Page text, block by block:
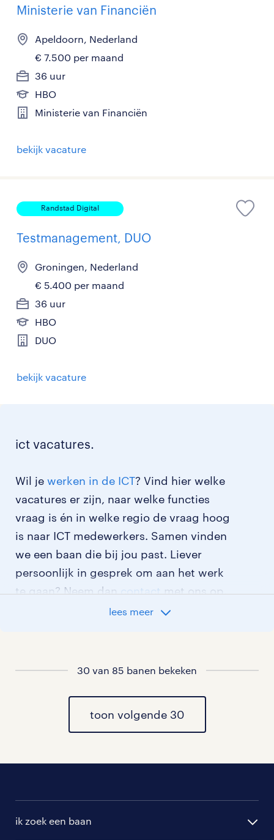
Ministerie van Financiën
Apeldoorn, Nederland
€ 7.500 per maand
36 uur
HBO
Ministerie van Financiën
bekijk vacature
Randstad Digital
Testmanagement, DUO
Groningen, Nederland
€ 5.400 per maand
36 uur
HBO
DUO
bekijk vacature
ict vacatures.
Wil je werken in de ICT? Vind hier welke
vacatures er zijn, naar welke functies
vraag is én in welke regio de vraag hoog
is naar ICT medewerkers. Samen vinden
we een baan die bij jou past. Liever
persoonlijk in gesprek om aan het werk
te gaan? Neem dancontactmet ons op.
ICT-vacatures Utrecht
wat ga je verdienen in de ICT?
lees meer
30 van 85 banen bekeken
toon volgende 30
ik zoek een baan